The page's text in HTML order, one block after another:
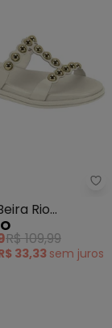
Beira Rio
Rio
R$ 109,99
33,33 sem juros